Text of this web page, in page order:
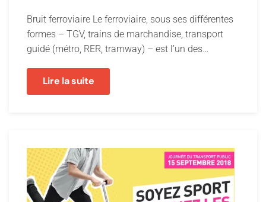
Bruit ferroviaire Le ferroviaire, sous ses différentes
formes – TGV, trains de marchandise, transport
guidé (métro, RER, tramway) – est l’un des…
Lire la suite